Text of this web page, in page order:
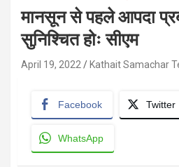
मानसून से पहले आपदा
सुनिश्चित होः सीएम
April 19, 2022 Kathait Samachar
Facebook Twitter
WhatsApp